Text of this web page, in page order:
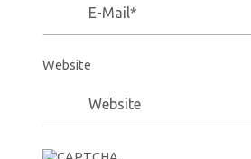
Website